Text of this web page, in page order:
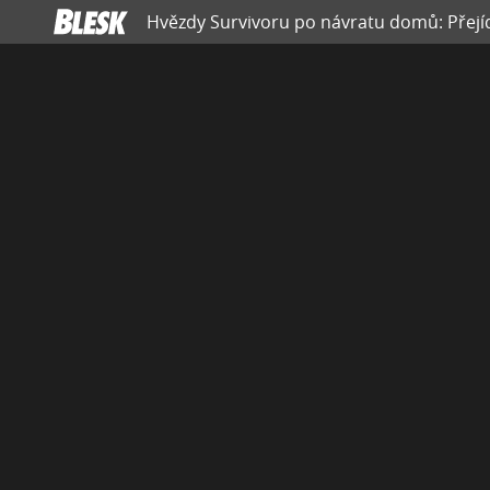
Hvězdy Survivoru po návratu domů: